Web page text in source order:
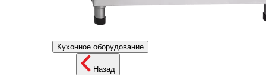
Кухонное оборудование
Назад